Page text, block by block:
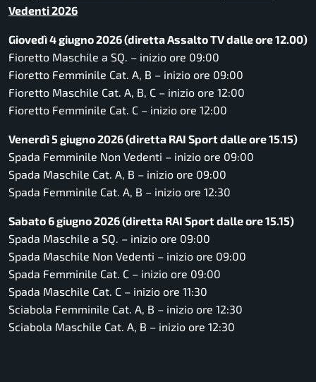
Vedenti 2026
Giovedì 4 giugno 2026 (diretta Assalto TV dalle ore 12.00)
Fioretto Maschile a SQ. – inizio ore 09:00
Fioretto Femminile Cat. A, B – inizio ore 09:00
Fioretto Maschile Cat. A, B, C – inizio ore 12:00
Fioretto Femminile Cat. C – inizio ore 12:00
Venerdì 5 giugno 2026 (diretta RAI Sport dalle ore 15.15)
Spada Femminile Non Vedenti – inizio ore 09:00
Spada Maschile Cat. A, B – inizio ore 09:00
Spada Femminile Cat. A, B – inizio ore 12:30
Sabato 6 giugno 2026 (diretta RAI Sport dalle ore 15.15)
Spada Maschile a SQ. – inizio ore 09:00
Spada Maschile Non Vedenti – inizio ore 09:00
Spada Femminile Cat. C – inizio ore 09:00
Spada Maschile Cat. C – inizio ore 11:30
Sciabola Femminile Cat. A, B – inizio ore 12:30
Sciabola Maschile Cat. A, B – inizio ore 12:30